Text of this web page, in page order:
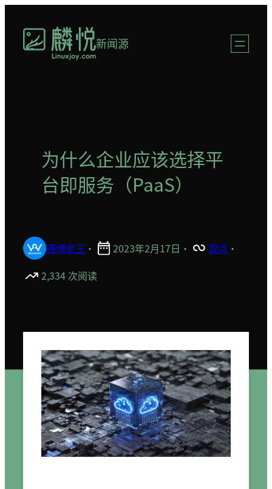
新闻源
为什么企业应该选择平
台即服务（PaaS）
赛博老王 · 2023年2月17日 · 观点 ·
2,334 次阅读